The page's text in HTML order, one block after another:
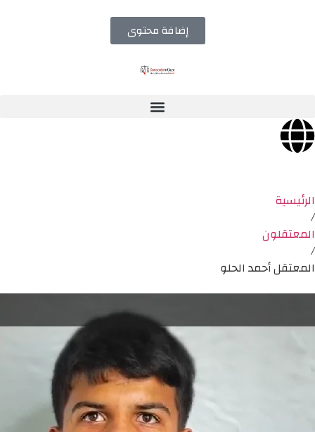
إضافة محتوى
الرئيسية
/
المعتقلون
/
المعتقل أحمد الحلو